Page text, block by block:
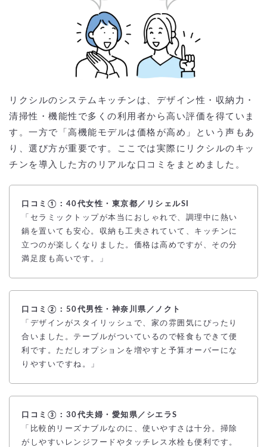
リクシルのシステムキッチンは、デザイン性・収納力・
清掃性・機能性で多くの利用者から高い評価を得ていま
す。一方で「高機能モデルは価格が高め」という声もあ
り、選び方が重要です。ここでは実際にリクシルのキッ
チンを導入した方のリアルな口コミをまとめました。
口コミ①：40代女性・東京都／リシェルSI
「セラミックトップが本当におしゃれで、調理中に熱い
鍋を置いても安心。収納も工夫されていて、キッチンに
立つのが楽しくなりました。価格は高めですが、その分
満足度も高いです。」
口コミ②：50代男性・神奈川県／ノクト
「デザインがスタイリッシュで、家の雰囲気にぴったり
合いました。テーブルがついているので軽食もできて便
利です。ただしオプションを増やすと予算オーバーにな
りやすいですね。」
口コミ③：30代夫婦・愛知県／シエラS
「比較的リーズナブルなのに、使いやすさは十分。掃除
がしやすいレンジフードやタッチレス水栓も便利です。